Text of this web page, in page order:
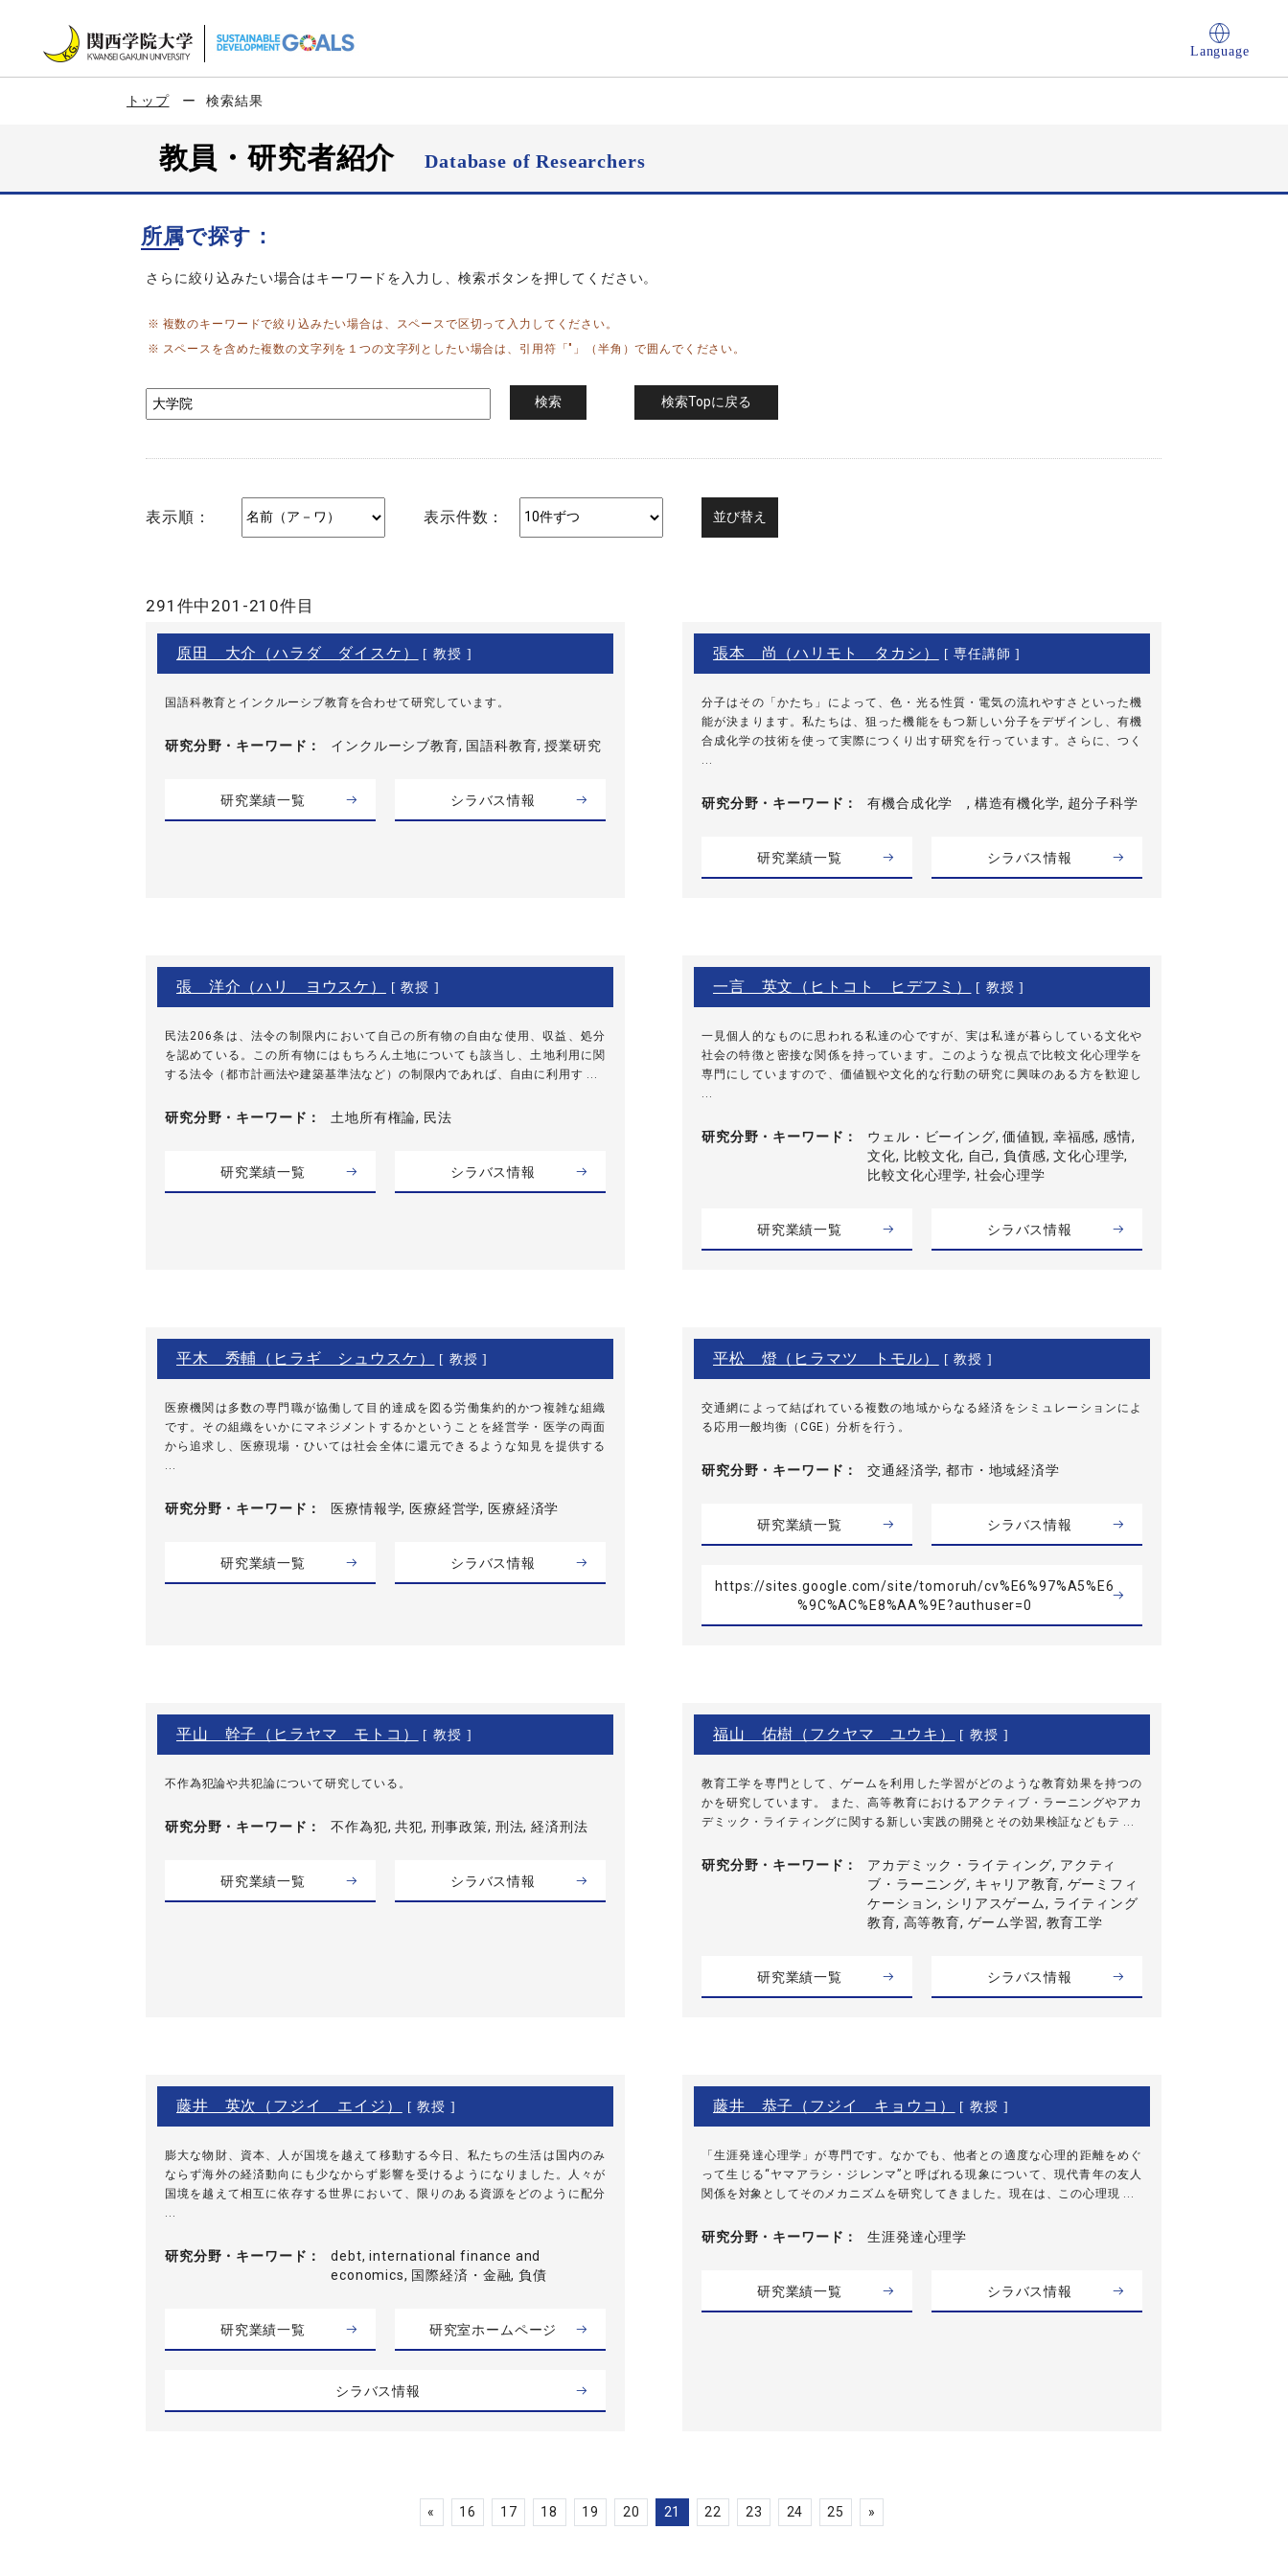
Language
トップ 検索結果
教員・研究者紹介Database of Researchers
所属で探す：
さらに絞り込みたい場合はキーワードを入力し、検索ボタンを押してください。
複数のキーワードで絞り込みたい場合は、スペースで区切って入力してください。
スペースを含めた複数の文字列を１つの文字列としたい場合は、引用符「"」（半角）で囲んでください。
表示順： 表示件数：
291件中201-210件目
原田 大介（ハラダ ダイスケ） [ 教授 ]
国語科教育とインクルーシブ教育を合わせて研究しています。
研究分野・ キーワード インクルーシブ教育, 国語科教育, 授業研究
研究業績一覧 シラバス情報
張本 尚（ハリモト タカシ） [ 専任講師 ]
分子はその「かたち」によって、色・光る性質・電気の流れやすさといった機
能が決まります。私たちは、狙った機能をもつ新しい分子をデザインし、有機
合成化学の技術を使って実際につくり出す研究を行っています。さらに、つく
研究分野・ キーワード 有機合成化学 , 構造有機化学, 超分子科学
研究業績一覧 シラバス情報
張 洋介（ハリ ヨウスケ） [ 教授 ]
民法206条は、法令の制限内において自己の所有物の自由な使用、収益、処分
を認めている。この所有物にはもちろん土地についても該当し、土地利用に関
する法令（都市計画法や建築基準法など）の制限内であれば、自由に利用す ...
研究分野・ キーワード 土地所有権論, 民法
研究業績一覧 シラバス情報
一言 英文（ヒトコト ヒデフミ） [ 教授 ]
一見個人的なものに思われる私達の心ですが、実は私達が暮らしている文化や
社会の特徴と密接な関係を持っています。このような視点で比較文化心理学を
専門にしていますので、価値観や文化的な行動の研究に興味のある方を歓迎し
研究分野・ キーワード
ウェル・ビーイング, 価値観, 幸福感, 感情,
文化, 比較文化, 自己, 負債感, 文化心理学,
比較文化心理学, 社会心理学
研究業績一覧 シラバス情報
平木 秀輔（ヒラギ シュウスケ） [ 教授 ]
医療機関は多数の専門職が協働して目的達成を図る労働集約的かつ複雑な組織
です。その組織をいかにマネジメントするかということを経営学・医学の両面
から追求し、医療現場・ひいては社会全体に還元できるような知見を提供する
研究分野・ キーワード 医療情報学, 医療経営学, 医療経済学
研究業績一覧 シラバス情報
平松 燈（ヒラマツ トモル） [ 教授 ]
交通網によって結ばれている複数の地域からなる経済をシミュレーションによ
る応用一般均衡（CGE）分析を行う。
研究分野・ キーワード 交通経済学, 都市・地域経済学
研究業績一覧 シラバス情報
https://sites.google.com/site/tomoruh/cv%E6%97%A5%E6
%9C%AC%E8%AA%9E?authuser=0
平山 幹子（ヒラヤマ モトコ） [ 教授 ]
不作為犯論や共犯論について研究している。
研究分野・ キーワード 不作為犯, 共犯, 刑事政策, 刑法, 経済刑法
研究業績一覧 シラバス情報
福山 佑樹（フクヤマ ユウキ） [ 教授 ]
教育工学を専門として、ゲームを利用した学習がどのような教育効果を持つの
かを研究しています。 また、高等教育におけるアクティブ・ラーニングやアカ
デミック・ライティングに関する新しい実践の開発とその効果検証などもテ ...
研究分野・ キーワード
アカデミック・ライティング, アクティ
ブ・ラーニング, キャリア教育, ゲーミフィ
ケーション, シリアスゲーム, ライティング
教育, 高等教育, ゲーム学習, 教育工学
研究業績一覧 シラバス情報
藤井 英次（フジイ エイジ） [ 教授 ]
膨大な物財、資本、人が国境を越えて移動する今日、私たちの生活は国内のみ
ならず海外の経済動向にも少なからず影響を受けるようになりました。人々が
国境を越えて相互に依存する世界において、限りのある資源をどのように配分
研究分野・ キーワード
debt, international finance and
economics, 国際経済・金融, 負債
研究業績一覧 研究室ホームページ
シラバス情報
藤井 恭子（フジイ キョウコ） [ 教授 ]
「生涯発達心理学」が専門です。なかでも、他者との適度な心理的距離をめぐ
って生じる“ヤマアラシ・ジレンマ”と呼ばれる現象について、現代青年の友人
関係を対象としてそのメカニズムを研究してきました。現在は、この心理現 ...
研究分野・ キーワード 生涯発達心理学
研究業績一覧 シラバス情報
« 16 17 18 19 20 21 22 23 24 25 »